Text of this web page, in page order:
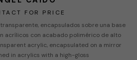
FOR PRICE
encapsulados sobre una base
acrílicos con acabado polimérico de alto
acrylic, encapsulated on a mirror
in acrylics with a high-gloss